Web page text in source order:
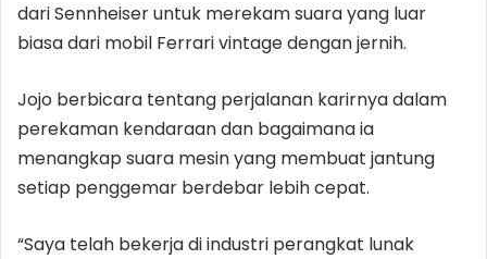
dari Sennheiser untuk merekam suara yang luar
biasa dari mobil Ferrari vintage dengan jernih.
Jojo berbicara tentang perjalanan karirnya dalam
perekaman kendaraan dan bagaimana ia
menangkap suara mesin yang membuat jantung
setiap penggemar berdebar lebih cepat.
“Saya telah bekerja di industri perangkat lunak